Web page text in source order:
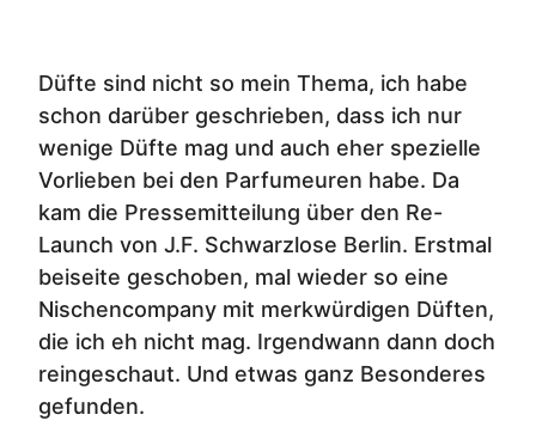
Düfte sind nicht so mein Thema, ich habe
schon darüber geschrieben, dass ich nur
wenige Düfte mag und auch eher spezielle
Vorlieben bei den Parfumeuren habe. Da
kam die Pressemitteilung über den Re-
Launch von J.F. Schwarzlose Berlin. Erstmal
beiseite geschoben, mal wieder so eine
Nischencompany mit merkwürdigen Düften,
die ich eh nicht mag. Irgendwann dann doch
reingeschaut. Und etwas ganz Besonderes
gefunden.